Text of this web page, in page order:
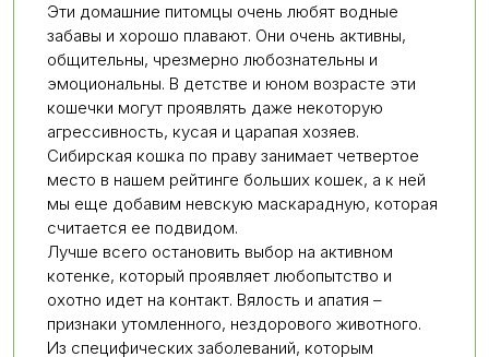
Эти домашние питомцы очень любят водные
забавы и хорошо плавают. Они очень активны,
общительны, чрезмерно любознательны и
эмоциональны. В детстве и юном возрасте эти
кошечки могут проявлять даже некоторую
агрессивность, кусая и царапая хозяев.
Сибирская кошка по праву занимает четвертое
место в нашем рейтинге больших кошек, а к ней
мы еще добавим невскую маскарадную, которая
считается ее подвидом.
Лучше всего остановить выбор на активном
котенке, который проявляет любопытство и
охотно идет на контакт. Вялость и апатия –
признаки утомленного, нездорового животного.
Из специфических заболеваний, которым